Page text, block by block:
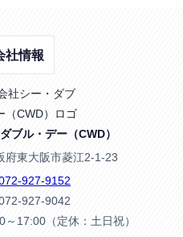
社情報
ブル・デー（CWD）
府東大阪市菱江2-1-23
927-9152
927-9042
17:00（定休：土日祝）